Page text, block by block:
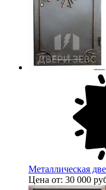
Металлическая
Цена от: 30 000